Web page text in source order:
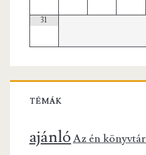
31
TÉMÁK
ajánlóAz én